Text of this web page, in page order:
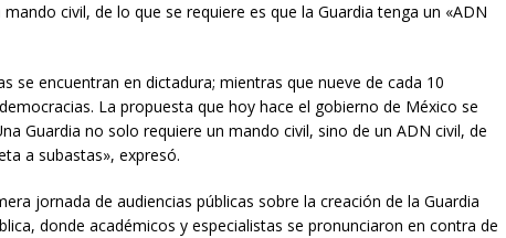
civil, de lo que se requiere es que la Guardia tenga un «ADN
se encuentran en dictadura; mientras que nueve de cada 10
La propuesta que hoy hace el gobierno de México se
Guardia no solo requiere un mando civil, sino de un ADN civil, de
a subastas», expresó.
jornada de audiencias públicas sobre la creación de la Guardia
donde académicos y especialistas se pronunciaron en contra de